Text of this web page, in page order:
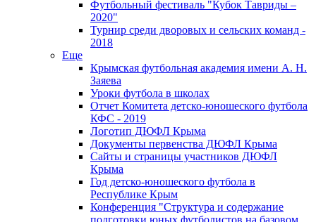
Футбольный фестиваль "Кубок Тавриды –
2020"
Турнир среди дворовых и сельских команд -
2018
Еще
Крымская футбольная академия имени А. Н.
Заяева
Уроки футбола в школах
Отчет Комитета детско-юношеского футбола
КФС - 2019
Логотип ДЮФЛ Крыма
Документы первенства ДЮФЛ Крыма
Сайты и страницы участников ДЮФЛ
Крыма
Год детско-юношеского футбола в
Республике Крым
Конференция "Структура и содержание
подготовки юных футболистов на базовом